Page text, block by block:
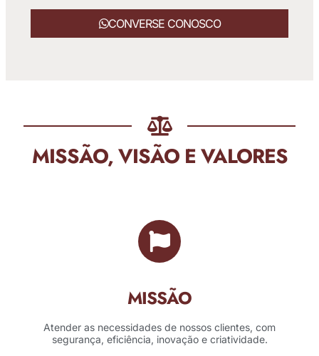
CONVERSE CONOSCO
MISSÃO, VISÃO E VALORES
MISSÃO
Atender as necessidades de nossos clientes, com
segurança, eficiência, inovação e criatividade.